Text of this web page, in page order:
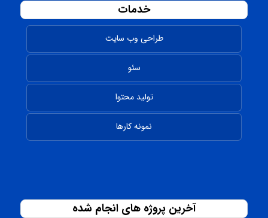
خدمات
طراحی وب سایت
سئو
تولید محتوا
نمونه کارها
آخرین پروژه های انجام شده